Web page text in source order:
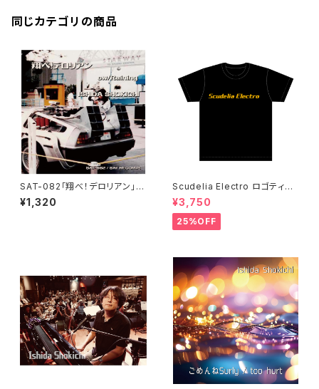
同じカテゴリの商品
SAT-082「翔べ！デロリアン」石
田ショーキチ
¥1,320
Scudelia Electro ロゴティー
シャツ・半袖
¥3,750
25%OFF